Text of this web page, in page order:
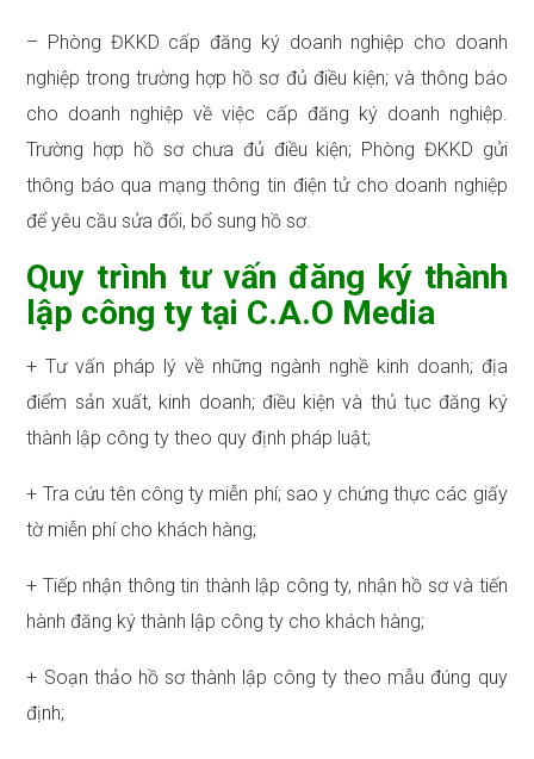
– Phòng ĐKKD cấp đăng ký doanh nghiệp cho doanh
nghiệp trong trường hợp hồ sơ đủ điều kiện; và thông báo
cho doanh nghiệp về việc cấp đăng ký doanh nghiệp.
Trường hợp hồ sơ chưa đủ điều kiện; Phòng ĐKKD gửi
thông báo qua mạng thông tin điện tử cho doanh nghiệp
để yêu cầu sửa đổi, bổ sung hồ sơ.
Quy trình tư vấn đăng ký thành
lập công ty tại C.A.O Media
+ Tư vấn pháp lý về những ngành nghề kinh doanh; địa
điểm sản xuất, kinh doanh; điều kiện và thủ tục đăng ký
thành lập công ty theo quy định pháp luật;
+ Tra cứu tên công ty miễn phí; sao y chứng thực các giấy
tờ miễn phí cho khách hàng;
+ Tiếp nhận thông tin thành lập công ty, nhận hồ sơ và tiến
hành đăng ký thành lập công ty cho khách hàng;
+ Soạn thảo hồ sơ thành lập công ty theo mẫu đúng quy
định;